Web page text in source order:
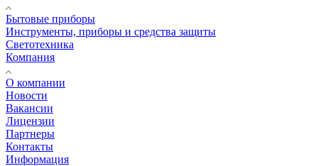
Бытовые приборы
Инструменты, приборы и средства защиты
Светотехника
Компания
О компании
Новости
Вакансии
Лицензии
Партнеры
Контакты
Информация